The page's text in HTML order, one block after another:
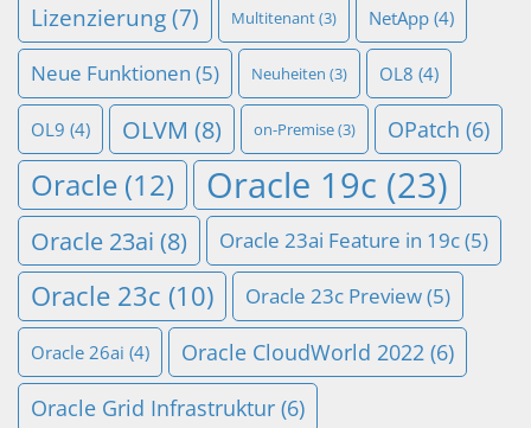
Lizenzierung(7) Multitenant(3) NetApp (4)
Neue Funktionen (5) Neuheiten (3) OL8 (4)
OL9 (4) OLVM (8) on-Premise(3) OPatch (6)
Oracle (12) Oracle 19c (23)
Oracle 23ai (8) Oracle 23ai Feature in 19c(5)
Oracle 23c (10) Oracle 23c Preview(5)
Oracle 26ai (4) Oracle CloudWorld 2022 (6)
Oracle Grid Infrastruktur (6)